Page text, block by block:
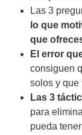
Las 3
lo que
que
El error
consiguen
solos y que
Las 3
para
pueda